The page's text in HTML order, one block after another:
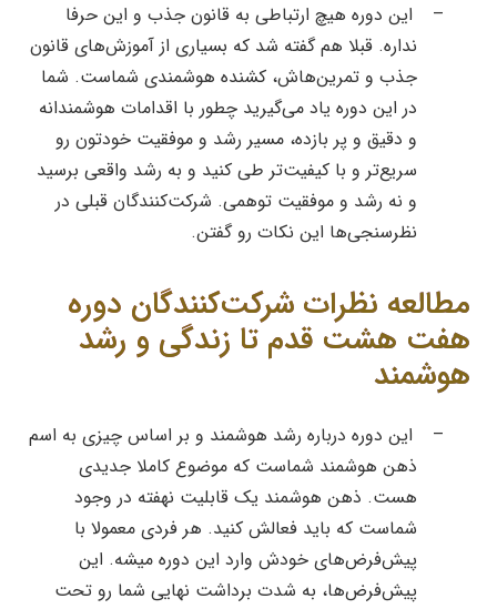
–
این دوره هیچ ارتباطی به قانون جذب و این حرفا
نداره. قبلا هم گفته شد که بسیاری از آموزش‌های قانون
جذب و تمرین‌هاش، کشنده هوشمندی شماست. شما
در این دوره یاد می‌گیرید چطور با اقدامات هوشمندانه
و دقیق و پر بازده، مسیر رشد و موفقیت خودتون رو
سریع‌تر و با کیفیت‌تر طی کنید و به رشد واقعی برسید
و نه رشد و موفقیت توهمی. شرکت‌کنندگان قبلی در
نظرسنجی‌‌ها این نکات رو گفتن.
مطالعه نظرات شرکت‌کنندگان دوره
هفت هشت قدم تا زندگی و رشد
هوشمند
–
این دوره درباره رشد هوشمند و بر اساس چیزی به اسم
ذهن هوشمند شماست که موضوع کاملا جدیدی
هست. ذهن هوشمند یک قابلیت نهفته در وجود
شماست که باید فعالش کنید. هر فردی معمولا با
پیش‌فرض‌های خودش وارد این دوره میشه. این
پیش‌فرض‌ها، به شدت برداشت نهایی شما رو تحت